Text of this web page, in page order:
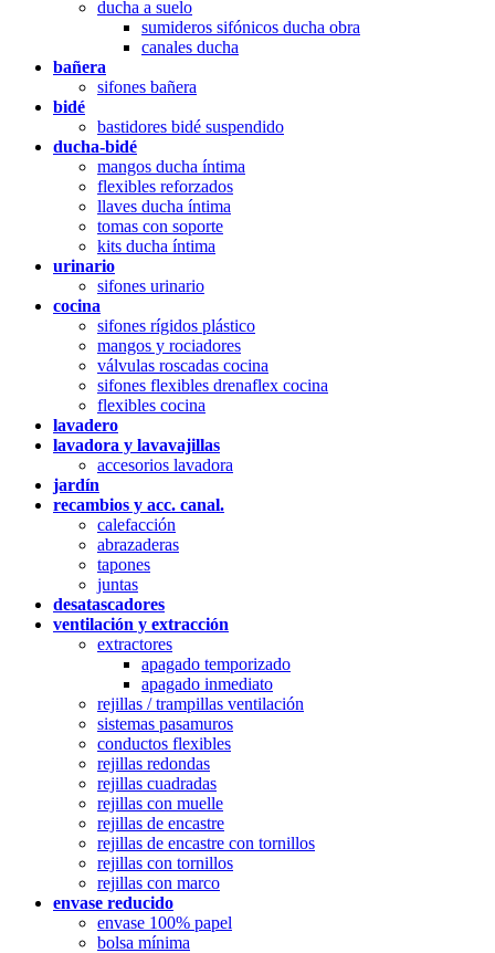
ducha a suelo
sumideros sifónicos ducha obra
canales ducha
bañera
sifones bañera
bidé
bastidores bidé suspendido
ducha-bidé
mangos ducha íntima
flexibles reforzados
llaves ducha íntima
tomas con soporte
kits ducha íntima
urinario
sifones urinario
cocina
sifones rígidos plástico
mangos y rociadores
válvulas roscadas cocina
sifones flexibles drenaflex cocina
flexibles cocina
lavadero
lavadora y lavavajillas
accesorios lavadora
jardín
recambios y acc. canal.
calefacción
abrazaderas
tapones
juntas
desatascadores
ventilación y extracción
extractores
apagado temporizado
apagado inmediato
rejillas / trampillas ventilación
sistemas pasamuros
conductos flexibles
rejillas redondas
rejillas cuadradas
rejillas con muelle
rejillas de encastre
rejillas de encastre con tornillos
rejillas con tornillos
rejillas con marco
envase reducido
envase 100% papel
bolsa mínima